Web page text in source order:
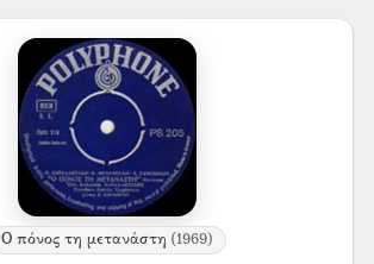
Ο πόνος τη μετανάστη (1969)